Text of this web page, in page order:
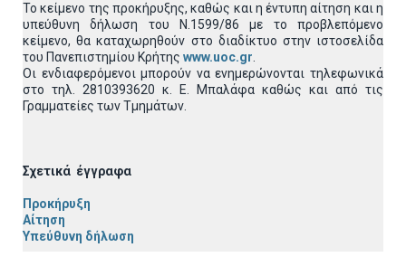
Το κείμενο της προκήρυξης, καθώς και η έντυπη αίτηση και η
υπεύθυνη δήλωση του Ν.1599/86 με το προβλεπόμενο
κείμενο, θα καταχωρηθούν στο διαδίκτυο στην ιστοσελίδα
του Πανεπιστημίου Κρήτης www.uoc.gr
Οι ενδιαφερόμενοι μπορούν να ενημερώνονται τηλεφωνικά
στο τηλ. 2810393620 κ. Ε. Μπαλάφα καθώς και από τις
Γραμματείες των Τμημάτων.
Σχετικά έγγραφα
Προκήρυξη
Αίτηση
Υπεύθυνη δήλωση